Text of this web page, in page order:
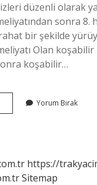
düzenli olarak
sonra 8.
bir şekilde
Olan koşabilir
koşabilir…
Protezi
Yorum Bırak
https://
Sitemap